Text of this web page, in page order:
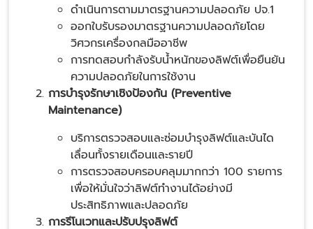
ดำเนินการตามมาตรฐานความปลอดภัย ปจ.1
ออกใบรับรองมาตรฐานความปลอดภัยโดย
วิศวกรเครื่องกลมืออาชีพ
การทดสอบกำลังรับน้ำหนักของลิฟต์เพื่อยืนยัน
ความปลอดภัยในการใช้งาน
การบำรุงรักษาเชิงป้องกัน (Preventive
Maintenance)
บริการตรวจสอบและซ่อมบำรุงลิฟต์และบันได
เลื่อนทั้งรายเดือนและรายปี
การตรวจสอบครอบคลุมมากกว่า 100 รายการ
เพื่อให้มั่นใจว่าลิฟต์ทำงานได้อย่างมี
ประสิทธิภาพและปลอดภัย
การรีโนเวทและปรับปรุงลิฟต์